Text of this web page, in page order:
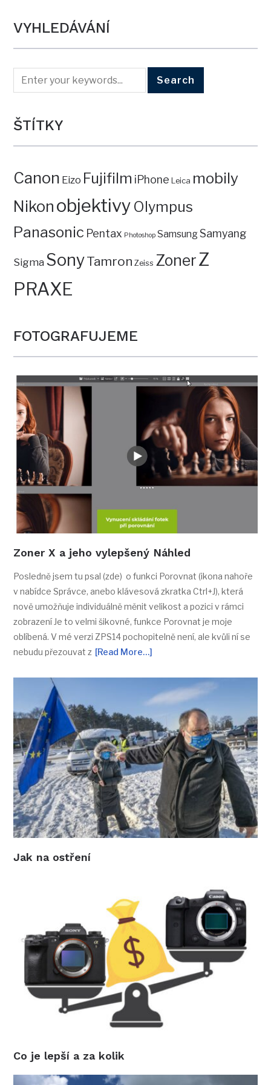
VYHLEDÁVÁNÍ
ŠTÍTKY
Canon Eizo Fujifilm iPhone Leica mobily
Nikon objektivy Olympus
Panasonic Pentax Photoshop SamsungSamyang
Sigma SonyTamron Zeiss ZonerZ
PRAXE
FOTOGRAFUJEME
Zoner X a jeho vylepšený Náhled
Posledně jsem tu psal (zde) o funkci Porovnat (ikona nahoře
v nabídce Správce, anebo klávesová zkratka Ctrl+J), která
nově umožňuje individuálně měnit velikost a pozici v rámci
zobrazení Je to velmi šikovné, funkce Porovnat je moje
oblíbená. V mé verzi ZPS14 pochopitelně není, ale kvůli ní se
nebudu přezouvat z [Read More…]
Jak na ostření
Co je lepší a za kolik